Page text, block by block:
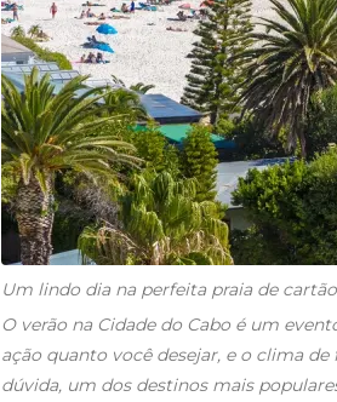
Um lindo dia na perfeita praia de
O verão na Cidade do Cabo é um
ação quanto você desejar, e o clima
dúvida, um dos destinos mais